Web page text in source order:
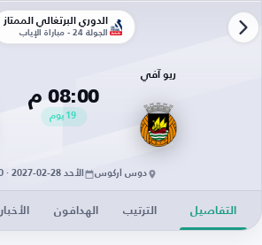
الدوري البرتغالي الممتاز
الجولة 24 - مباراة الإياب
ريو آفي
08:00 م
19 يوم
دوس أركوس الأحد 28-02-2027 · 08:00 م
التفاصيل الترتيب الهدافون الأخبار